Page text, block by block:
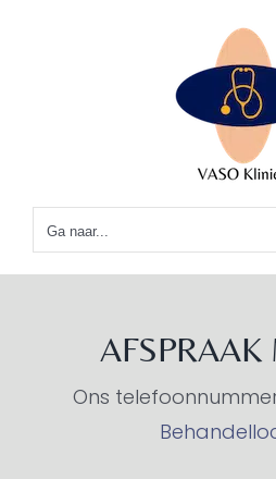
Ga naar...
AFSPRAAK
Ons